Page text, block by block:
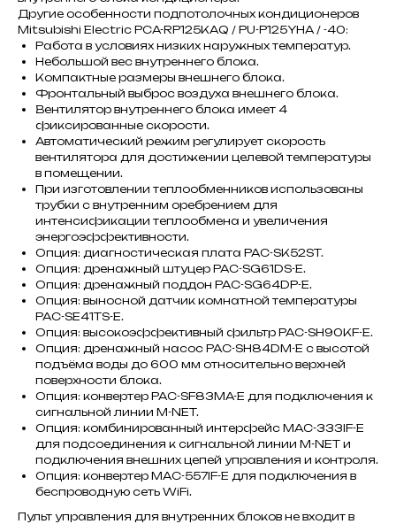
Другие особенности подпотолочных кондиционеров
Mitsubishi Electric PCA-RP125KAQ / PU-P125YHA / -40:
Работа в условиях низких наружных температур.
Небольшой вес внутреннего блока.
Компактные размеры внешнего блока.
Фронтальный выброс воздуха внешнего блока.
Вентилятор внутреннего блока имеет 4
фиксированные скорости.
Автоматический режим регулирует скорость
вентилятора для достижении целевой температуры
в помещении.
При изготовлении теплообменников использованы
трубки с внутренним оребрением для
интенсификации теплообмена и увеличения
энергоэффективности.
Опция: диагностическая плата PAC-SK52ST.
Опция: дренажный штуцер PAC-SG61DS-E.
Опция: дренажный поддон PAC-SG64DP-E.
Опция: выносной датчик комнатной температуры
PAC-SE41TS-E.
Опция: высокоэффективный фильтр PAC-SH90KF-E.
Опция: дренажный насос PAC-SH84DM-E с высотой
подъёма воды до 600 мм относительно верхней
поверхности блока.
Опция: конвертер PAC-SF83MA-E для подключения к
сигнальной линии M-NET.
Опция: комбинированный интерфейс MAC-333IF-E
для подсоединения к сигнальной линии M-NET и
подключения внешних цепей управления и контроля.
Опция: конвертер MAC-557IF-E для подключения в
беспроводную сеть WiFi.
Пульт управления для внутренних блоков не входит в